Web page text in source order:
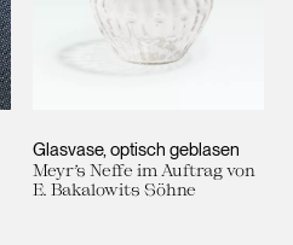
Glasvase, optisch geblasen
Meyr’s Neffe im Auftrag von
E. Bakalowits Söhne